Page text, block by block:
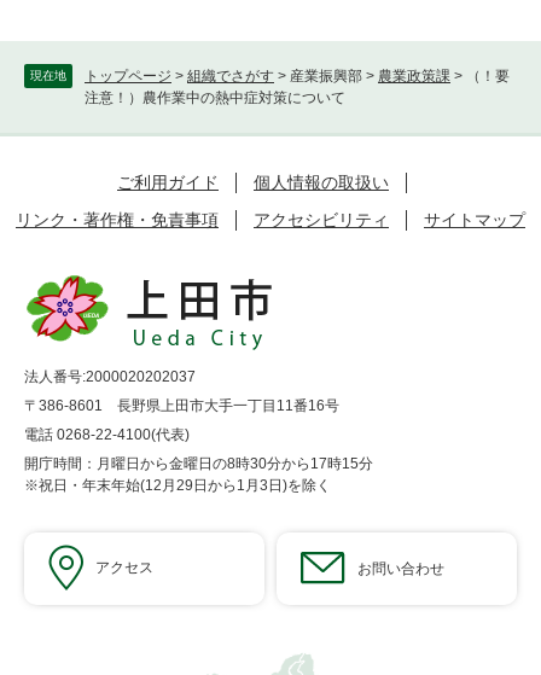
現在地 トップページ > 組織でさがす > 産業振興部 > 農業政策課 >
（！要
注意！）農作業中の熱中症対策について
ご利用ガイド
個人情報の取扱い
リンク・著作権・免責事項
アクセシビリティ サイトマップ
法人番号:2000020202037
〒386-8601 長野県上田市大手一丁目11番16号
電話 0268-22-4100(代表)
開庁時間：月曜日から金曜日の8時30分から17時15分
※祝日・年末年始(12月29日から1月3日)を除く
アクセス お問い合わせ